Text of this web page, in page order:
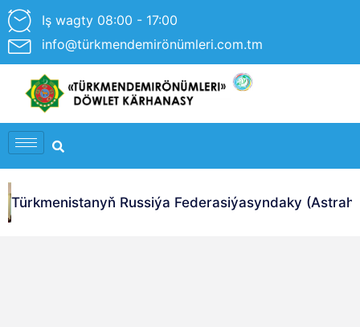
Iş wagty 08:00 - 17:00
info@türkmendemirönümleri.com.tm
Türkmenistanyň Russiýa Federasiýasyndaky